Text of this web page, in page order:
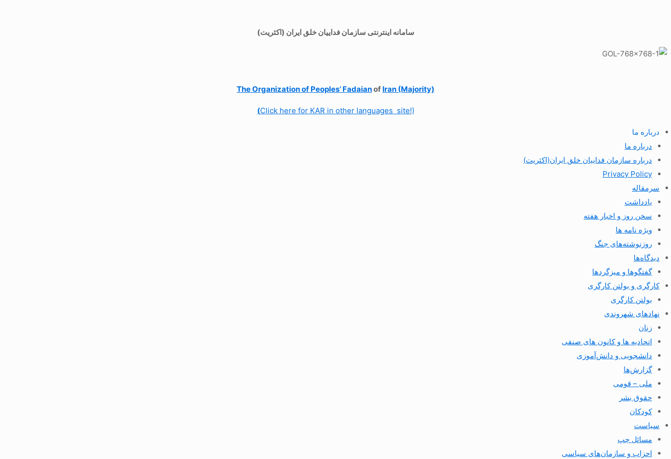
سامانه اینترنتی سازمان فداییان خلق ایران (اکثریت)
The Organization of Peoples’ Fadaianof Iran (Majority)
(Click here for KAR in other languages site!)
درباره ما
درباره ما
درباره سازمان فداییان خلق ایران(اکثریت)
Privacy Policy
سرمقاله
یادداشت
سخن روز و اخبار هفته
ویژه نامه ها
روزنوشته‌های جنگ
دیدگاه‌ها
گفتگوها و میزگردها
کارگری و بولتن کارگری
بولتن کارگری
نهادهای شهروندی
زنان
اتحادیه ها و کانون های صنفی
دانشجویی و دانش‌آموزی
گزارش‌ها
ملی – قومی
حقوق بشر
کودکان
سیاست
مسائل چپ
احزاب و سازمان‌های سیاسی